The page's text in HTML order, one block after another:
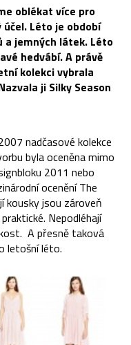
oblékat více pro
Léto je období
a jemných látek. Léto
hedvábí. A právě
kolekci vybrala
ji Silky Season
nadčasové kolekce
byla oceněna mimo
2011 nebo
ocenění The
kousky jsou zároveň
Nepodléhají
A přesně taková
letošní léto.